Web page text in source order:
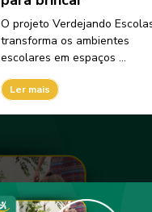
O projeto Verdejando
transforma os ambientes
escolares em espaços ...
Ler mais